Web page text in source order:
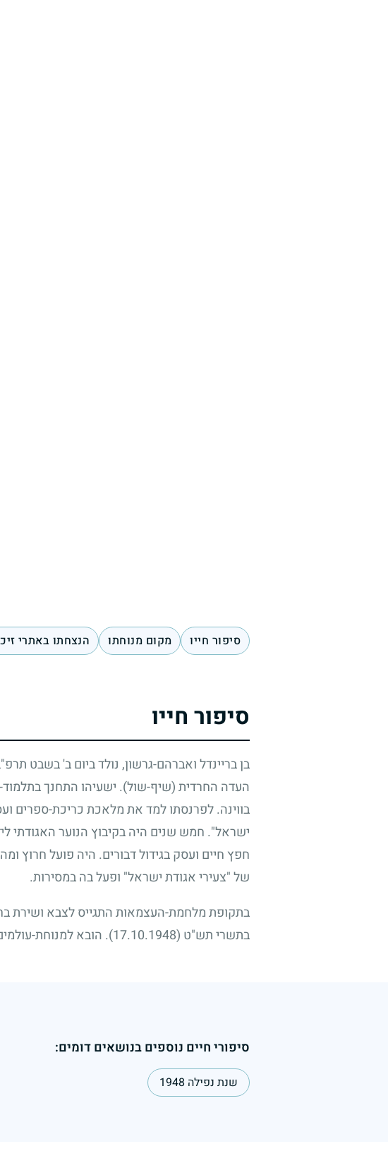
סיפור חייו מקום מנוחתו הנצחתו באתרי
סיפור חייו
בן בריינדל ואברהם-גרשון, נולד ביום ב' בשבט
העדה החרדית (שיף-שול). ישעיהו התחנך בתלמוד-
בווינה. לפרנסתו למד את מלאכת כריכת-ספרים
ישראל". חמש שנים היה בקיבוץ הנוער האגודתי
חפץ חיים ועסק בגידול דבורים. היה פועל חרוץ
של "צעירי אגודת ישראל" ופעל בה במסירות.
בתקופת מלחמת-העצמאות התגייס לצבא ושירת
בתשרי תש"ט (17.10.1948) . הובא למנוחת-
סיפורי חיים נוספים בנושאים דומים:
שנת נפילה 1948